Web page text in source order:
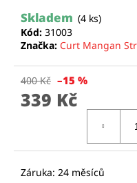
Skladem (4 ks)
Kód: 31003
Značka: Curt Mangan
400 Kč –15 %
339 Kč
HLEDAT